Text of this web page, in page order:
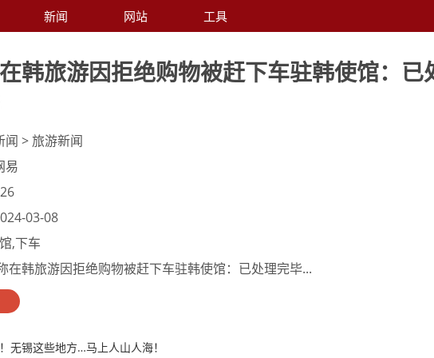
新闻 网站 工具
韩旅游因拒绝购物被赶下车驻韩使馆：已
闻 > 旅游新闻
易
03-08
,下车
在韩旅游因拒绝购物被赶下车驻韩使馆：已处理完毕...
无锡这些地方…马上人山人海！